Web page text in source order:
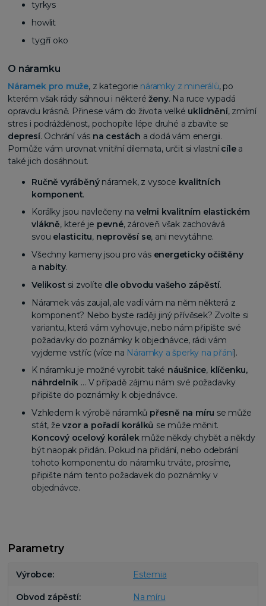
tyrkys
howlit
tygří oko
O náramku
Náramek pro muže, z kategorie náramky z minerálů, po
kterém však rády sáhnou i některéženy. Na ruce vypadá
opravdu krásně. Přinese vám do života velké uklidnění, zmírní
stres i podrážděnost, pochopíte lépe druhé a zbavíte se
depresí. Ochrání vás na cestách a dodá vám energii.
Pomůže vám urovnat vnitřní dilemata, určit si vlastnícílea
také jich dosáhnout.
Ručně vyráběnýnáramek, z vysoce kvalitních
komponent.
Korálky jsou navlečeny na velmi kvalitním elastickém
vlákně, které je pevné, zároveň však zachovává
svou elasticitu, neprověsí se, ani nevytáhne.
Všechny kameny jsou pro vás energeticky očištěny
a nabity.
Velikost si zvolíte dle obvodu vašeho zápěstí.
Náramek vás zaujal, ale vadí vám na něm některá z
komponent? Nebo byste raději jiný přívěsek? Zvolte si
variantu, která vám vyhovuje, nebo nám připište své
požadavky do poznámky k objednávce, rádi vám
vyjdeme vstříc (více na Náramky a šperky na přání).
K náramku je možné vyrobit také náušnice, klíčenku,
náhrdelník … V případě zájmu nám své požadavky
připište do poznámky k objednávce.
Vzhledem k výrobě náramků přesně na míru se může
stát, ževzor a pořadí korálků se může měnit.
Koncový ocelový korálekmůže někdy chybět a někdy
být naopak přidán. Pokud na přidání, nebo odebrání
tohoto komponentu do náramku trváte, prosíme,
připište nám tento požadavek do poznámky v
objednávce.
Parametry
Výrobce Estemia
Obvod zápěstí Na míru